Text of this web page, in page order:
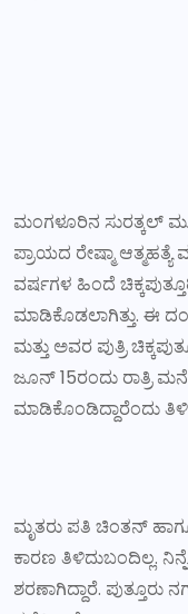
ಮಂಗಳೂರಿನ ಸುರತ್ಕಲ್
ಪ್ರಾಯದ ರೇಷ್ಮಾ ಆತ್ಮಹತ್ಯೆ
ವರ್ಷಗಳ ಹಿಂದೆ
ಮಾಡಿಕೊಡಲಾಗಿತ್ತು. ಈ
ಮತ್ತು ಅವರ ಪುತ್ರಿ
ಜೂನ್ 15ರಂದು ರಾತ್ರಿ
ಮಾಡಿಕೊಂಡಿದ್ದಾರೆಂದು
ಮೃತರು ಪತಿ ಚಿಂತನ್
ಕಾರಣ ತಿಳಿದುಬಂದಿಲ್ಲ. ನಿನ್ನೆ
ಶರಣಾಗಿದ್ದಾರೆ. ಪುತ್ತೂರು